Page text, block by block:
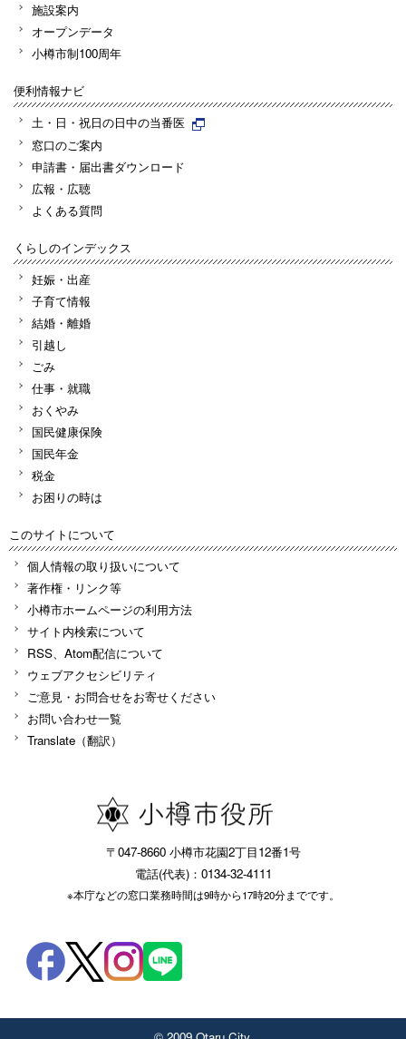
施設案内
オープンデータ
小樽市制100周年
便利情報ナビ
土・日・祝日の日中の当番医
窓口のご案内
申請書・届出書ダウンロード
広報・広聴
よくある質問
くらしのインデックス
妊娠・出産
子育て情報
結婚・離婚
引越し
ごみ
仕事・就職
おくやみ
国民健康保険
国民年金
税金
お困りの時は
このサイトについて
個人情報の取り扱いについて
著作権・リンク等
小樽市ホームページの利用方法
サイト内検索について
RSS、Atom配信について
ウェブアクセシビリティ
ご意見・お問合せをお寄せください
お問い合わせ一覧
Translate（翻訳）
〒047-8660 小樽市花園2丁目12番1号
電話(代表)：0134-32-4111
※本庁などの窓口業務時間は9時から17時20分までです。